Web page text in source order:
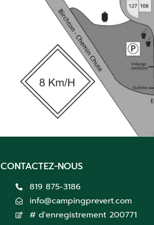
CONTACTEZ-NOUS
819 875-3186
info@campingprevert.com
# d'enregistrement 200771